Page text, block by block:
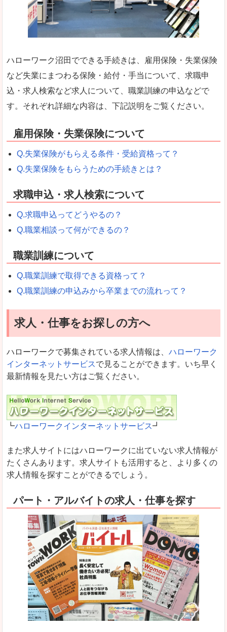
ハローワーク沼田でできる手続きは、雇用保険・失業保険
など失業にまつわる保険・給付・手当について、求職申
込・求人検索など求人について、職業訓練の申込などで
す。それぞれ詳細な内容は、下記説明をご覧ください。
雇用保険・失業保険について
Q.失業保険がもらえる条件・受給資格って？
Q.失業保険をもらうための手続きとは？
求職申込・求人検索について
Q.求職申込ってどうやるの？
Q.職業相談って何ができるの？
職業訓練について
Q.職業訓練で取得できる資格って？
Q.職業訓練の申込みから卒業までの流れって？
求人・仕事をお探しの方へ
ハローワークで募集されている求人情報は、 ハローワーク
インターネットサービスで見ることができます。いち早く
最新情報を見たい方はご覧ください。
┗ハローワークインターネットサービス┛
また求人サイトにはハローワークに出ていない求人情報が
たくさんあります。求人サイトも活用すると、より多くの
求人情報を探すことができるでしょう。
パート・アルバイトの求人・仕事を探す